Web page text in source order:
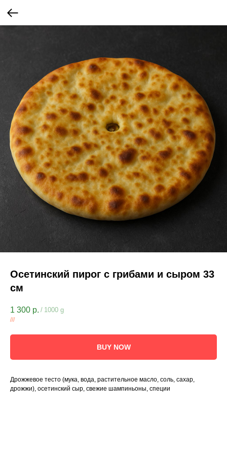
Осетинский пирог с грибами и сыром 33
см
1 300 р. / 1000 g
///
BUY NOW
Дрожжевое тесто (мука, вода, растительное масло, соль, сахар,
дрожжи), осетинский сыр, свежие шампиньоны, специи